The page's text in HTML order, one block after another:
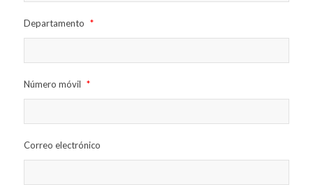
Departamento *
Número móvil *
Correo electrónico